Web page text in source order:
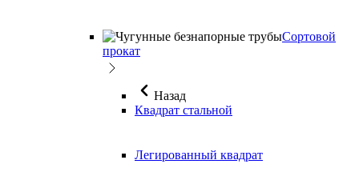
Сортовой
прокат
Назад
Квадрат стальной
Легированный квадрат